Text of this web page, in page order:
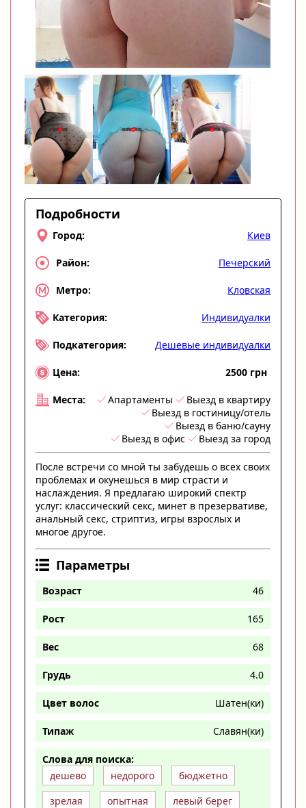
Подробности
Город: Киев
Район: Печерский
Метро: Кловская
Категория: Индивидуалки
Подкатегория: Дешевые индивидуалки
Цена: 2500 грн
Места: Апартаменты
Выезд в квартиру
Выезд в гостиницу/отель
Выезд в баню/сауну
Выезд в офис
Выезд за город
После встречи со мной ты забудешь о всех своих
проблемах и окунешься в мир страсти и
наслаждения. Я предлагаю широкий спектр
услуг: классический секс, минет в презервативе,
анальный секс, стриптиз, игры взрослых и
многое другое.
Параметры
Возраст 46
Рост 165
Вес 68
Грудь 4.0
Цвет волос Шатен(ки)
Типаж Славян(ки)
Слова для поиска:
дешево
недорого
бюджетно
зрелая
опытная
левый берег